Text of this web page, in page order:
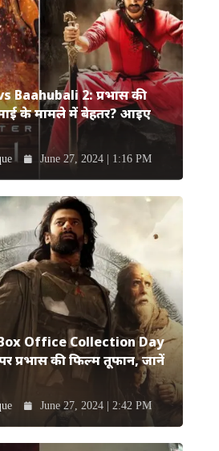
Baahubali 2: प्रभास की
के मामले में बेहतर? आइए
June 27, 2024 | 1:16 PM
Office Collection Day
प्रभास की फिल्म तूफान, जानें
June 27, 2024 | 2:42 PM